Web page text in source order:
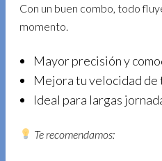
Con un buen combo, todo
momento.
Mayor precisión y
Mejora tu velocidad de
Ideal para largas
Te recomendamos: